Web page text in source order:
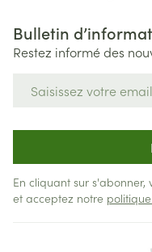
Bulletin
Restez informé des
En cliquant sur
et acceptez notre